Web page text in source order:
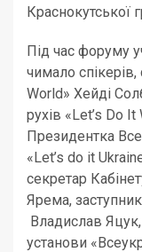
Під час форуму
чимало
World» Хейді
рухів «Let’s Do
Президентка
«Let’s do it
секретар
Ярема,
Владислав
установи